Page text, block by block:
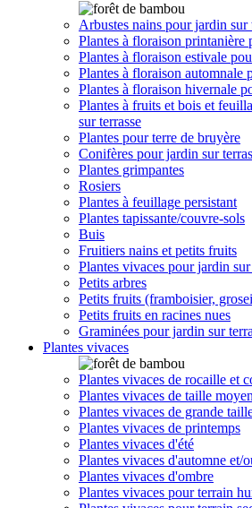
Arbustes nains pour jardin sur
Plantes à floraison printanière
Plantes à floraison estivale
Plantes à floraison automnale
Plantes à floraison hivernale
Plantes à fruits et bois et
sur terrasse
Plantes pour terre de bruyère
Conifères pour jardin sur
Plantes grimpantes
Rosiers
Plantes à feuillage persistant
Plantes tapissante/couvre-sols
Buis
Fruitiers nains et petits fruits
Plantes vivaces pour jardin sur
Petits arbres
Petits fruits (framboisier,
Petits fruits en racines nues
Graminées pour jardin sur
Plantes vivaces
Plantes vivaces de rocaille et
Plantes vivaces de taille
Plantes vivaces de grande
Plantes vivaces de printemps
Plantes vivaces d'été
Plantes vivaces d'automne et/
Plantes vivaces d'ombre
Plantes vivaces pour terrain